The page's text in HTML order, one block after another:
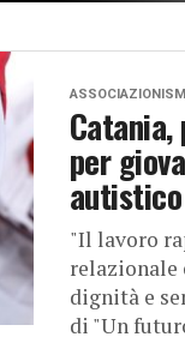
complessiva di
per
autistico
"Il lavoro
relazionale
dignità e
di "Un